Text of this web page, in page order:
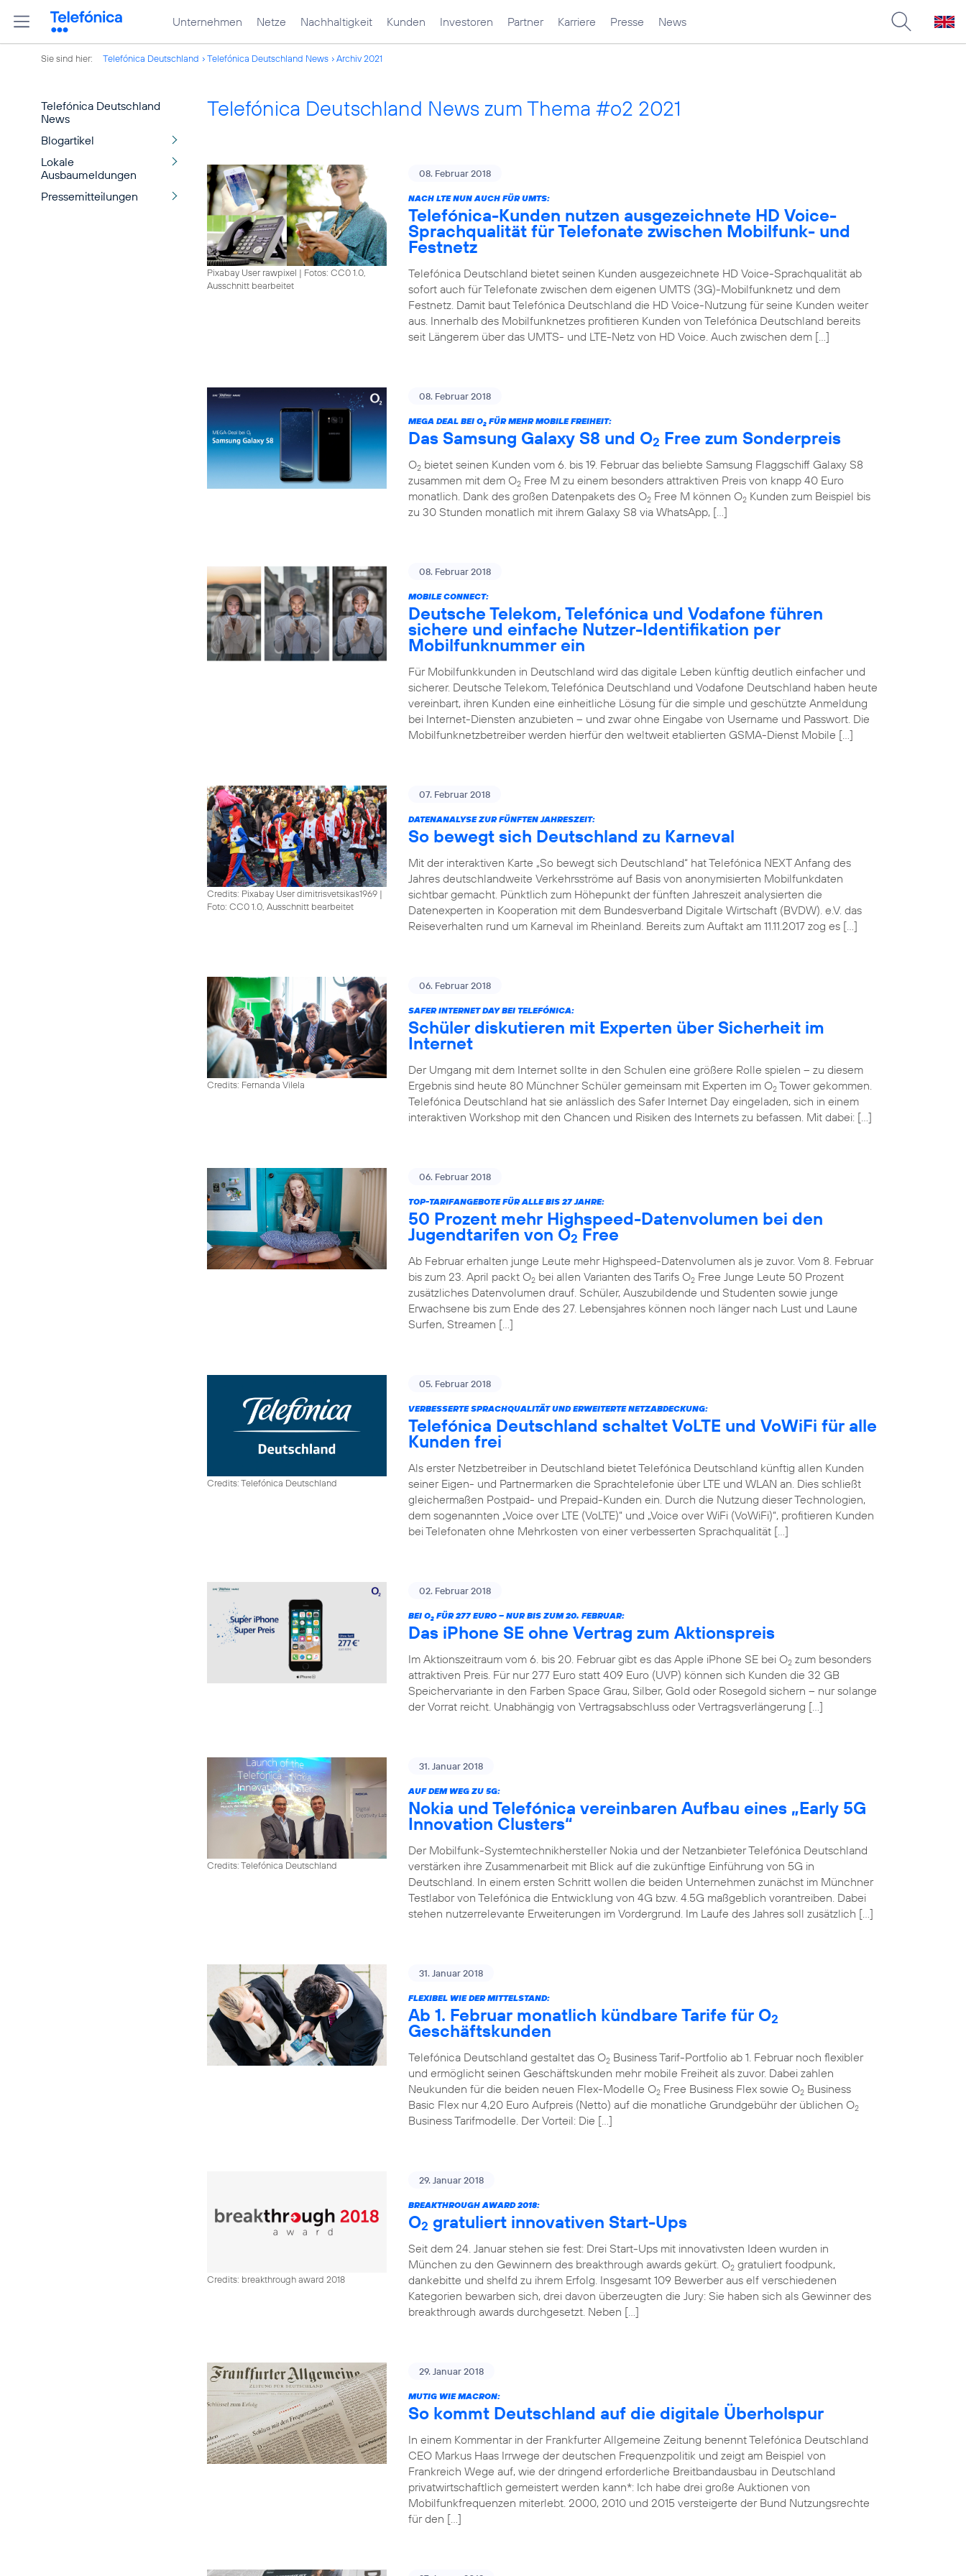
Unternehmen Netze Nachhaltigkeit Kunden Investoren Partner Karriere Presse News
Sie sind hier: Telefónica Deutschland Telefónica Deutschland News Archiv 2021
Telefónica Deutschland
News
Blogartikel
Lokale
Ausbaumeldungen
Pressemitteilungen
Telefónica Deutschland News zum Thema #o2 2021
Pixabay User rawpixel | Fotos: CC0 1.0,
Ausschnitt bearbeitet
08. Februar 2018
NACH LTE NUN AUCH FÜR UMTS:
Telefónica-Kunden nutzen ausgezeichnete HD Voice-
Sprachqualität für Telefonate zwischen Mobilfunk- und
Festnetz
Telefónica Deutschland bietet seinen Kunden ausgezeichnete HD Voice-Sprachqualität ab
sofort auch für Telefonate zwischen dem eigenen UMTS (3G)-Mobilfunknetz und dem
Festnetz. Damit baut Telefónica Deutschland die HD Voice-Nutzung für seine Kunden weiter
aus. Innerhalb des Mobilfunknetzes profitieren Kunden von Telefónica Deutschland bereits
seit Längerem über das UMTS- und LTE-Netz von HD Voice. Auch zwischen dem […]
08. Februar 2018
MEGA DEAL BEI O2 FÜR MEHR MOBILE FREIHEIT:
Das Samsung Galaxy S8 und O2 Free zum Sonderpreis
O2 bietet seinen Kunden vom 6. bis 19. Februar das beliebte Samsung Flaggschiff Galaxy S8
zusammen mit dem O2 Free M zu einem besonders attraktiven Preis von knapp 40 Euro
monatlich. Dank des großen Datenpakets des O2 Free M können O2 Kunden zum Beispiel bis
zu 30 Stunden monatlich mit ihrem Galaxy S8 via WhatsApp, […]
08. Februar 2018
MOBILE CONNECT:
Deutsche Telekom, Telefónica und Vodafone führen
sichere und einfache Nutzer-Identifikation per
Mobilfunknummer ein
Für Mobilfunkkunden in Deutschland wird das digitale Leben künftig deutlich einfacher und
sicherer. Deutsche Telekom, Telefónica Deutschland und Vodafone Deutschland haben heute
vereinbart, ihren Kunden eine einheitliche Lösung für die simple und geschützte Anmeldung
bei Internet-Diensten anzubieten – und zwar ohne Eingabe von Username und Passwort. Die
Mobilfunknetzbetreiber werden hierfür den weltweit etablierten GSMA-Dienst Mobile […]
Credits: Pixabay User dimitrisvetsikas1969 |
Foto: CC0 1.0, Ausschnitt bearbeitet
07. Februar 2018
DATENANALYSE ZUR FÜNFTEN JAHRESZEIT:
So bewegt sich Deutschland zu Karneval
Mit der interaktiven Karte „So bewegt sich Deutschland“ hat Telefónica NEXT Anfang des
Jahres deutschlandweite Verkehrsströme auf Basis von anonymisierten Mobilfunkdaten
sichtbar gemacht. Pünktlich zum Höhepunkt der fünften Jahreszeit analysierten die
Datenexperten in Kooperation mit dem Bundesverband Digitale Wirtschaft (BVDW). e.V. das
Reiseverhalten rund um Karneval im Rheinland. Bereits zum Auftakt am 11.11.2017 zog es […]
Credits: Fernanda Vilela
06. Februar 2018
SAFER INTERNET DAY BEI TELEFÓNICA:
Schüler diskutieren mit Experten über Sicherheit im
Internet
Der Umgang mit dem Internet sollte in den Schulen eine größere Rolle spielen – zu diesem
Ergebnis sind heute 80 Münchner Schüler gemeinsam mit Experten im O2 Tower gekommen.
Telefónica Deutschland hat sie anlässlich des Safer Internet Day eingeladen, sich in einem
interaktiven Workshop mit den Chancen und Risiken des Internets zu befassen. Mit dabei: […]
06. Februar 2018
TOP-TARIFANGEBOTE FÜR ALLE BIS 27 JAHRE:
50 Prozent mehr Highspeed-Datenvolumen bei den
Jugendtarifen von O2 Free
Ab Februar erhalten junge Leute mehr Highspeed-Datenvolumen als je zuvor. Vom 8. Februar
bis zum 23. April packt O2 bei allen Varianten des Tarifs O2 Free Junge Leute 50 Prozent
zusätzliches Datenvolumen drauf. Schüler, Auszubildende und Studenten sowie junge
Erwachsene bis zum Ende des 27. Lebensjahres können noch länger nach Lust und Laune
Surfen, Streamen […]
Credits: Telefónica Deutschland
05. Februar 2018
VERBESSERTE SPRACHQUALITÄT UND ERWEITERTE NETZABDECKUNG:
Telefónica Deutschland schaltet VoLTE und VoWiFi für alle
Kunden frei
Als erster Netzbetreiber in Deutschland bietet Telefónica Deutschland künftig allen Kunden
seiner Eigen- und Partnermarken die Sprachtelefonie über LTE und WLAN an. Dies schließt
gleichermaßen Postpaid- und Prepaid-Kunden ein. Durch die Nutzung dieser Technologien,
dem sogenannten „Voice over LTE (VoLTE)“ und „Voice over WiFi (VoWiFi)“, profitieren Kunden
bei Telefonaten ohne Mehrkosten von einer verbesserten Sprachqualität […]
02. Februar 2018
BEI O2 FÜR 277 EURO – NUR BIS ZUM 20. FEBRUAR:
Das iPhone SE ohne Vertrag zum Aktionspreis
Im Aktionszeitraum vom 6. bis 20. Februar gibt es das Apple iPhone SE bei O2 zum besonders
attraktiven Preis. Für nur 277 Euro statt 409 Euro (UVP) können sich Kunden die 32 GB
Speichervariante in den Farben Space Grau, Silber, Gold oder Rosegold sichern – nur solange
der Vorrat reicht. Unabhängig von Vertragsabschluss oder Vertragsverlängerung […]
Credits: Telefónica Deutschland
31. Januar 2018
AUF DEM WEG ZU 5G:
Nokia und Telefónica vereinbaren Aufbau eines „Early 5G
Innovation Clusters“
Der Mobilfunk-Systemtechnikhersteller Nokia und der Netzanbieter Telefónica Deutschland
verstärken ihre Zusammenarbeit mit Blick auf die zukünftige Einführung von 5G in
Deutschland. In einem ersten Schritt wollen die beiden Unternehmen zunächst im Münchner
Testlabor von Telefónica die Entwicklung von 4G bzw. 4.5G maßgeblich vorantreiben. Dabei
stehen nutzerrelevante Erweiterungen im Vordergrund. Im Laufe des Jahres soll zusätzlich […]
31. Januar 2018
FLEXIBEL WIE DER MITTELSTAND:
Ab 1. Februar monatlich kündbare Tarife für O2
Geschäftskunden
Telefónica Deutschland gestaltet das O2 Business Tarif-Portfolio ab 1. Februar noch flexibler
und ermöglicht seinen Geschäftskunden mehr mobile Freiheit als zuvor. Dabei zahlen
Neukunden für die beiden neuen Flex-Modelle O2 Free Business Flex sowie O2 Business
Basic Flex nur 4,20 Euro Aufpreis (Netto) auf die monatliche Grundgebühr der üblichen O2
Business Tarifmodelle. Der Vorteil: Die […]
Credits: breakthrough award 2018
29. Januar 2018
BREAKTHROUGH AWARD 2018:
O2 gratuliert innovativen Start-Ups
Seit dem 24. Januar stehen sie fest: Drei Start-Ups mit innovativsten Ideen wurden in
München zu den Gewinnern des breakthrough awards gekürt. O2 gratuliert foodpunk,
dankebitte und shelfd zu ihrem Erfolg. Insgesamt 109 Bewerber aus elf verschiedenen
Kategorien bewarben sich, drei davon überzeugten die Jury: Sie haben sich als Gewinner des
breakthrough awards durchgesetzt. Neben […]
29. Januar 2018
MUTIG WIE MACRON:
So kommt Deutschland auf die digitale Überholspur
In einem Kommentar in der Frankfurter Allgemeine Zeitung benennt Telefónica Deutschland
CEO Markus Haas Irrwege der deutschen Frequenzpolitik und zeigt am Beispiel von
Frankreich Wege auf, wie der dringend erforderliche Breitbandausbau in Deutschland
privatwirtschaftlich gemeistert werden kann*: Ich habe drei große Auktionen von
Mobilfunkfrequenzen miterlebt. 2000, 2010 und 2015 versteigerte der Bund Nutzungsrechte
für den […]